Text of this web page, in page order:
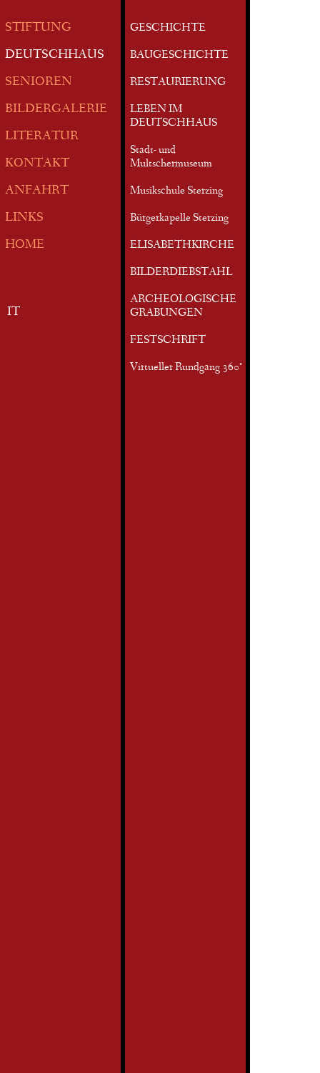
STIFTUNG
DEUTSCHHAUS
SENIOREN
BILDERGALERIE
LITERATUR
KONTAKT
ANFAHRT
LINKS
HOME
IT
GESCHICHTE
BAUGESCHICHTE
RESTAURIERUNG
LEBEN IM
DEUTSCHHAUS
Stadt- und
Multschermuseum
Musikschule Sterzing
Bürgerkapelle Sterzing
ELISABETHKIRCHE
BILDERDIEBSTAHL
ARCHEOLOGISCHE
GRABUNGEN
FESTSCHRIFT
Virtueller Rundgang 360°